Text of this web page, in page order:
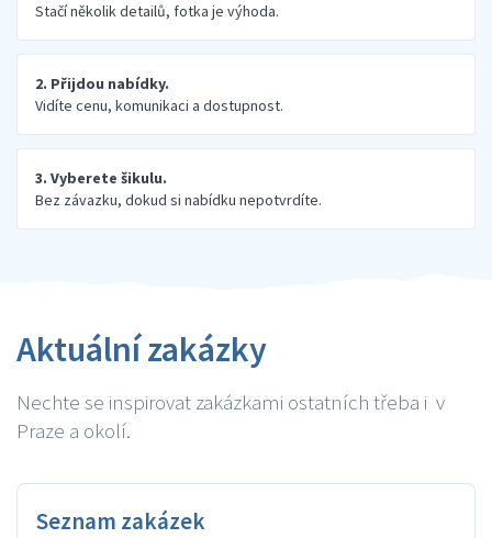
Stačí několik detailů, fotka je výhoda.
2. Přijdou nabídky.
Vidíte cenu, komunikaci a dostupnost.
3. Vyberete šikulu.
Bez závazku, dokud si nabídku nepotvrdíte.
Aktuální zakázky
Nechte se inspirovat zakázkami ostatních třeba i v
Praze a okolí.
Seznam zakázek